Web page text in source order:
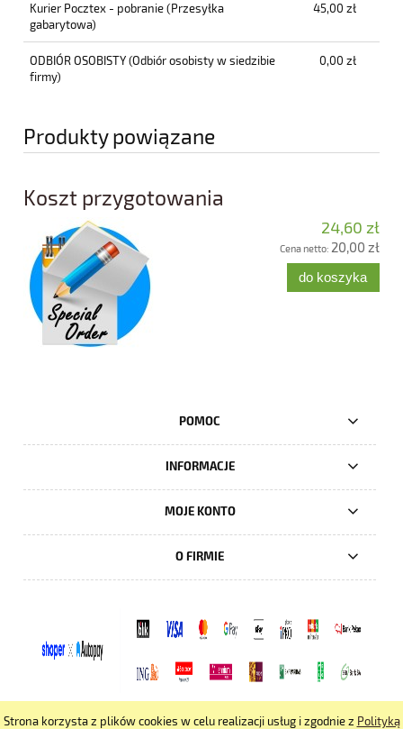
Strona korzysta z plików cookies w celu realizacji usług i zgodnie z Polityką
Kurier Pocztex - pobranie(Przesyłka
gabarytowa)
45,00 zł
ODBIÓR OSOBISTY(Odbiór osobisty w siedzibie
firmy)
0,00 zł
Produkty powiązane
Koszt przygotowania
24,60 zł
Cena netto: 20,00 zł
do koszyka
POMOC
INFORMACJE
MOJE KONTO
O FIRMIE